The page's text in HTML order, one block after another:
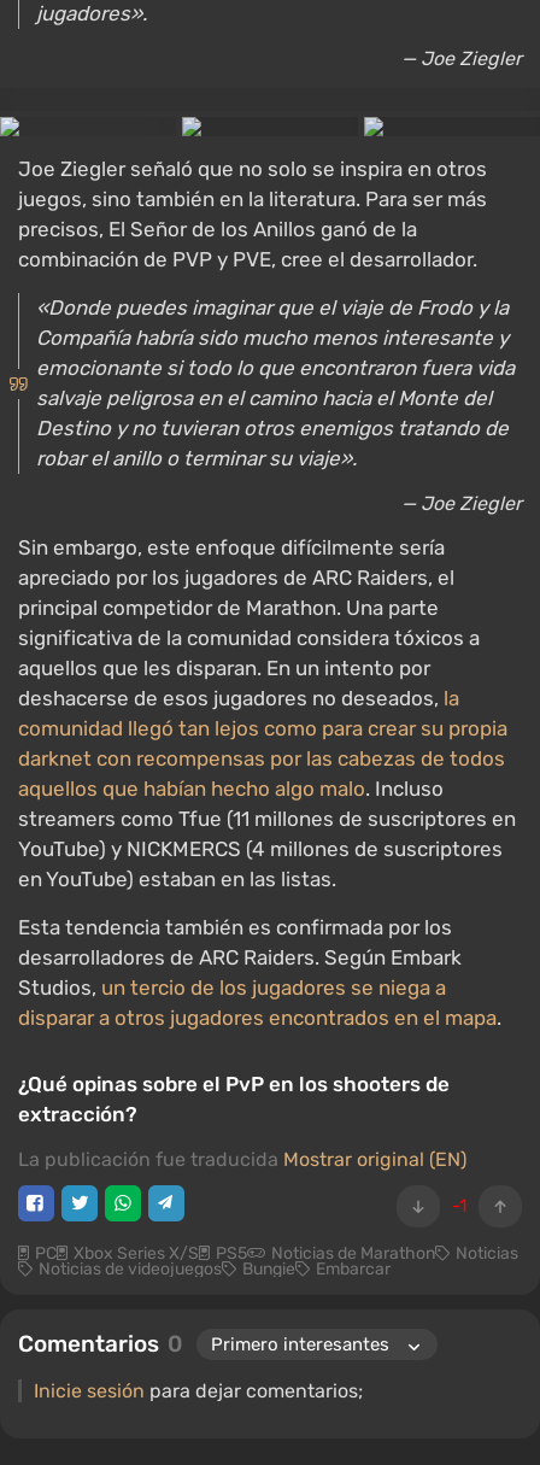
jugadores».
— Joe Ziegler
Joe Ziegler señaló que no solo se inspira en otros
juegos, sino también en la literatura. Para ser más
precisos, El Señor de los Anillos ganó de la
combinación de PVP y PVE, cree el desarrollador.
«Donde puedes imaginar que el viaje de Frodo y la
Compañía habría sido mucho menos interesante y
emocionante si todo lo que encontraron fuera vida
salvaje peligrosa en el camino hacia el Monte del
Destino y no tuvieran otros enemigos tratando de
robar el anillo o terminar su viaje».
— Joe Ziegler
Sin embargo, este enfoque difícilmente sería
apreciado por los jugadores de ARC Raiders, el
principal competidor de Marathon. Una parte
significativa de la comunidad considera tóxicos a
aquellos que les disparan. En un intento por
deshacerse de esos jugadores no deseados, la
comunidad llegó tan lejos como para crear su propia
darknet con recompensas por las cabezas de todos
aquellos que habían hecho algo malo. Incluso
streamers como Tfue (11 millones de suscriptores en
YouTube) y NICKMERCS (4 millones de suscriptores
en YouTube) estaban en las listas.
Esta tendencia también es confirmada por los
desarrolladores de ARC Raiders. Según Embark
Studios, un tercio de los jugadores se niega a
disparar a otros jugadores encontrados en el mapa.
¿Qué opinas sobre el PvP en los shooters de
extracción?
La publicación fue traducida Mostrar original (EN)
-1
PC Xbox Series X/S PS5 Noticias de Marathon Noticias
Noticias de videojuegos Bungie Embarcar
Comentarios 0
Inicie sesión para dejar comentarios;